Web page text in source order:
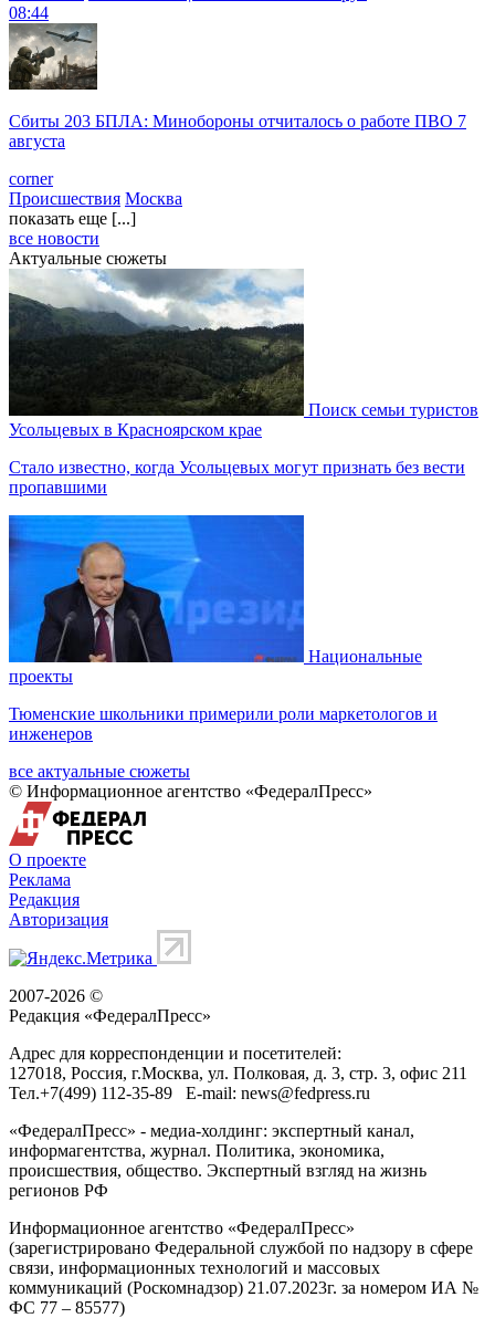
08:44
Сбиты 203 БПЛА: Минобороны отчиталось о работе ПВО 7
августа
corner
Происшествия Москва
показать еще [...]
все новости
Актуальные сюжеты
Поиск семьи туристов
Усольцевых в Красноярском крае
Стало известно, когда Усольцевых могут признать без вести
пропавшими
Национальные
проекты
Тюменские школьники примерили роли маркетологов и
инженеров
все актуальные сюжеты
© Информационное агентство «ФедералПресс»
О проекте
Реклама
Редакция
Авторизация
2007-2026 ©
Редакция «ФедералПресс»
Адрес для корреспонденции и посетителей:
127018, Россия, г.Москва, ул. Полковая, д. 3, стр. 3, офис 211
Тел.+7(499) 112-35-89 E-mail: news@fedpress.ru
«ФедералПресс» - медиа-холдинг: экспертный канал,
информагентства, журнал. Политика, экономика,
происшествия, общество. Экспертный взгляд на жизнь
регионов РФ
Информационное агентство «ФедералПресс»
(зарегистрировано Федеральной службой по надзору в сфере
связи, информационных технологий и массовых
коммуникаций (Роскомнадзор) 21.07.2023г. за номером ИА №
ФС 77 – 85577)